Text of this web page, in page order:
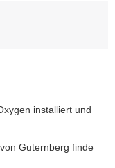
installiert und
Guternberg finde